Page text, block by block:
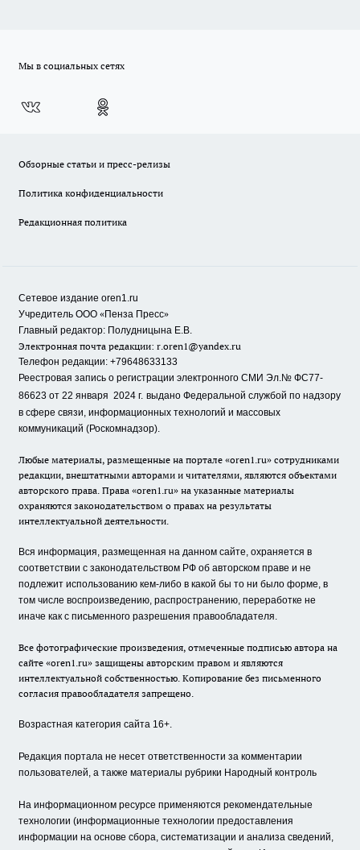
Мы в социальных сетях
Обзорные статьи и пресс-релизы
Политика конфиденциальности
Редакционная политика
Сетевое издание oren1.ru
Учредитель ООО «Пенза Пресс»
Главный редактор: Полудницына Е.В.
Электронная почта редакции: r.oren1@yandex.ru
Телефон редакции: +79648633133
Реестровая запись о регистрации электронного СМИ Эл.№ ФС77-
86623 от 22 января 2024 г. выдано Федеральной службой по надзору
в сфере связи, информационных технологий и массовых
коммуникаций (Роскомнадзор).
Любые материалы, размещенные на портале «oren1.ru» сотрудниками
редакции, внештатными авторами и читателями, являются объектами
авторского права. Права «oren1.ru» на указанные материалы
охраняются законодательством о правах на результаты
интеллектуальной деятельности.
Вся информация, размещенная на данном сайте, охраняется в
соответствии с законодательством РФ об авторском праве и не
подлежит использованию кем-либо в какой бы то ни было форме, в
том числе воспроизведению, распространению, переработке не
иначе как с письменного разрешения правообладателя.
Все фотографические произведения, отмеченные подписью автора на
сайте «oren1.ru» защищены авторским правом и являются
интеллектуальной собственностью. Копирование без письменного
согласия правообладателя запрещено.
Возрастная категория сайта 16+.
Редакция портала не несет ответственности за комментарии
пользователей, а также материалы рубрики Народный контроль
На информационном ресурсе применяются рекомендательные
технологии (информационные технологии предоставления
информации на основе сбора, систематизации и анализа сведений,